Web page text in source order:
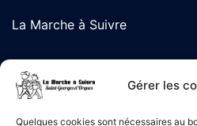
Gérer les
Quelques cookies sont nécessaires au
La Marche à Suivre
L'association de randonnée